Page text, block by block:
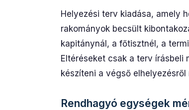
Helyezési terv kiadása, amely
rakományok becsült
kapitánynál, a főtisztnél, a
Eltéréseket csak a terv írásbeli
készíteni a végső
Rendhagyó egységek